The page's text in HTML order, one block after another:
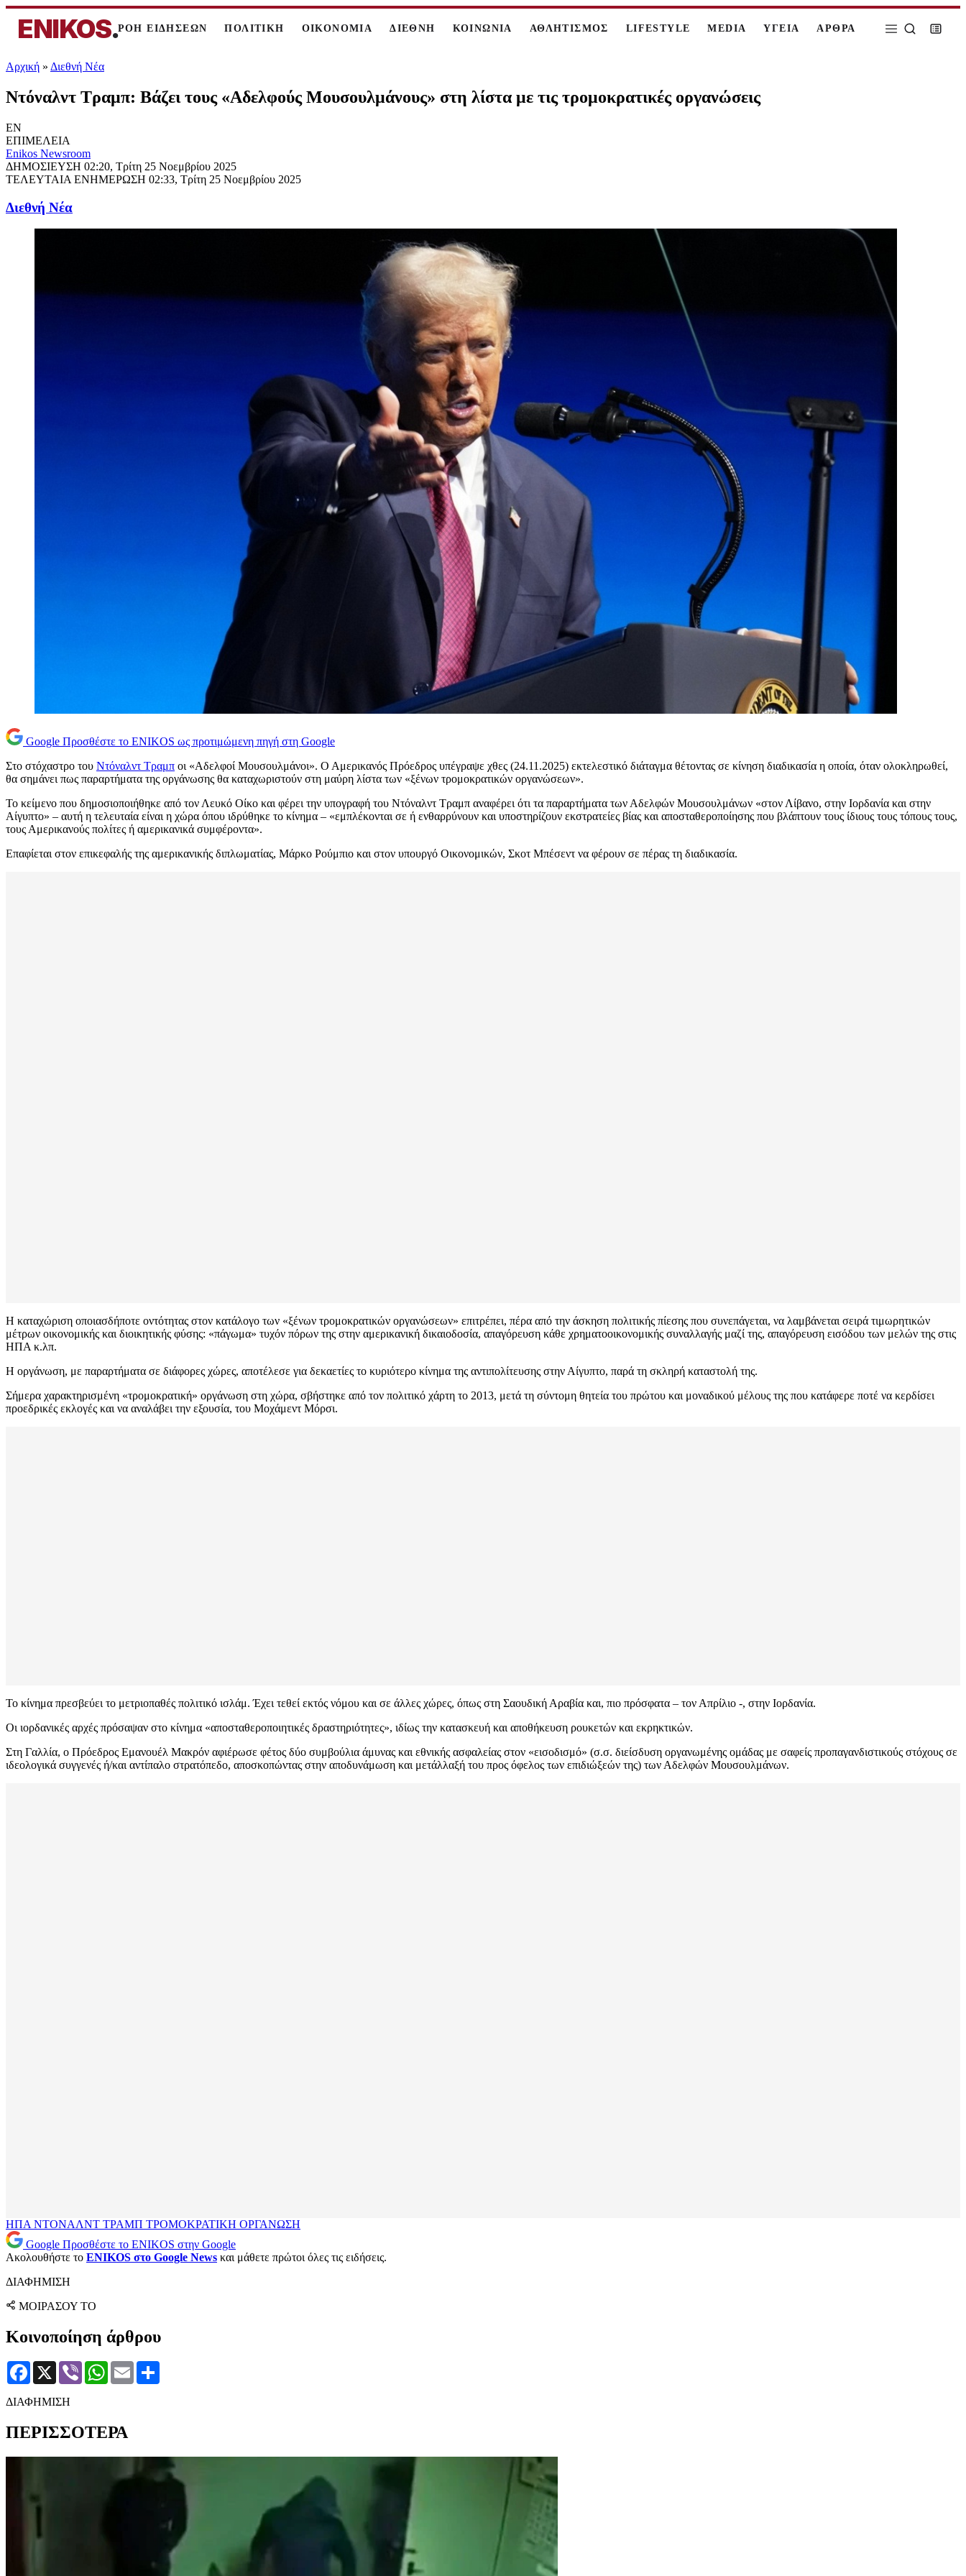
ENIKOS.ΡΟΗ ΕΙΔΗΣΕΩΝ ΠΟΛΙΤΙΚΗ ΟΙΚΟΝΟΜΙΑ ΔΙΕΘΝΗ ΚΟΙΝΩΝΙΑ ΑΘΛΗΤΙΣΜΟΣ LIFESTYLE MEDIA ΥΓΕΙΑ ΑΡΘΡΑ
Αρχική » Διεθνή Νέα
Ντόναλντ Τραμπ: Βάζει τους «Αδελφούς Μουσουλμάνους» στη λίστα με τις τρομοκρατικές οργανώσεις
EN
ΕΠΙΜΕΛΕΙΑ
Enikos Newsroom
ΔΗΜΟΣΙΕΥΣΗ 02:20, Τρίτη 25 Νοεμβρίου 2025
ΤΕΛΕΥΤΑΙΑ ΕΝΗΜΕΡΩΣΗ 02:33, Τρίτη 25 Νοεμβρίου 2025
Διεθνή Νέα
Google Προσθέστε το ENIKOS ως προτιμώμενη πηγή στη Google
Στο στόχαστρο του Ντόναλντ Τραμπ οι «Αδελφοί Μουσουλμάνοι». Ο Αμερικανός Πρόεδρος υπέγραψε χθες (24.11.2025) εκτελεστικό διάταγμα θέτοντας σε κίνηση διαδικασία η οποία, όταν ολοκληρωθεί,
θα σημάνει πως παραρτήματα της οργάνωσης θα καταχωριστούν στη μαύρη λίστα των «ξένων τρομοκρατικών οργανώσεων».
Το κείμενο που δημοσιοποιήθηκε από τον Λευκό Οίκο και φέρει την υπογραφή του Ντόναλντ Τραμπ αναφέρει ότι τα παραρτήματα των Αδελφών Μουσουλμάνων «στον Λίβανο, στην Ιορδανία και στην
Αίγυπτο» – αυτή η τελευταία είναι η χώρα όπου ιδρύθηκε το κίνημα – «εμπλέκονται σε ή ενθαρρύνουν και υποστηρίζουν εκστρατείες βίας και αποσταθεροποίησης που βλάπτουν τους ίδιους τους τόπους τους,
τους Αμερικανούς πολίτες ή αμερικανικά συμφέροντα».
Επαφίεται στον επικεφαλής της αμερικανικής διπλωματίας, Μάρκο Ρούμπιο και στον υπουργό Οικονομικών, Σκοτ Μπέσεντ να φέρουν σε πέρας τη διαδικασία.
Η καταχώριση οποιασδήποτε οντότητας στον κατάλογο των «ξένων τρομοκρατικών οργανώσεων» επιτρέπει, πέρα από την άσκηση πολιτικής πίεσης που συνεπάγεται, να λαμβάνεται σειρά τιμωρητικών
μέτρων οικονομικής και διοικητικής φύσης: «πάγωμα» τυχόν πόρων της στην αμερικανική δικαιοδοσία, απαγόρευση κάθε χρηματοοικονομικής συναλλαγής μαζί της, απαγόρευση εισόδου των μελών της στις
ΗΠΑ κ.λπ.
Η οργάνωση, με παραρτήματα σε διάφορες χώρες, αποτέλεσε για δεκαετίες το κυριότερο κίνημα της αντιπολίτευσης στην Αίγυπτο, παρά τη σκληρή καταστολή της.
Σήμερα χαρακτηρισμένη «τρομοκρατική» οργάνωση στη χώρα, σβήστηκε από τον πολιτικό χάρτη το 2013, μετά τη σύντομη θητεία του πρώτου και μοναδικού μέλους της που κατάφερε ποτέ να κερδίσει
προεδρικές εκλογές και να αναλάβει την εξουσία, του Μοχάμεντ Μόρσι.
Το κίνημα πρεσβεύει το μετριοπαθές πολιτικό ισλάμ. Έχει τεθεί εκτός νόμου και σε άλλες χώρες, όπως στη Σαουδική Αραβία και, πιο πρόσφατα – τον Απρίλιο -, στην Ιορδανία.
Οι ιορδανικές αρχές πρόσαψαν στο κίνημα «αποσταθεροποιητικές δραστηριότητες», ιδίως την κατασκευή και αποθήκευση ρουκετών και εκρηκτικών.
Στη Γαλλία, ο Πρόεδρος Εμανουέλ Μακρόν αφιέρωσε φέτος δύο συμβούλια άμυνας και εθνικής ασφαλείας στον «εισοδισμό» (σ.σ. διείσδυση οργανωμένης ομάδας με σαφείς προπαγανδιστικούς στόχους σε
ιδεολογικά συγγενές ή/και αντίπαλο στρατόπεδο, αποσκοπώντας στην αποδυνάμωση και μετάλλαξή του προς όφελος των επιδιώξεών της) των Αδελφών Μουσουλμάνων.
ΗΠΑ ΝΤΟΝΑΛΝΤ ΤΡΑΜΠ ΤΡΟΜΟΚΡΑΤΙΚΗ ΟΡΓΑΝΩΣΗ
Google Προσθέστε το ENIKOS στην Google
Ακολουθήστε το ENIKOS στο Google News και μάθετε πρώτοι όλες τις ειδήσεις.
ΔΙΑΦΗΜΙΣΗ
ΜΟΙΡΑΣΟΥ ΤΟ
Κοινοποίηση άρθρου
Facebook
X Viber WhatsApp
Email
ΔΙΑΦΗΜΙΣΗ
ΠΕΡΙΣΣΟΤΕΡΑ